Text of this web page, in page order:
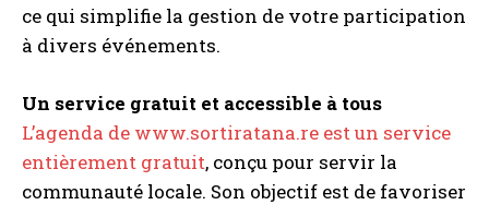
ce qui simplifie la gestion de votre participation
à divers événements.
Un service gratuit et accessible à tous
L’agenda de www.sortiratana.re est un service
entièrement gratuit, conçu pour servir la
communauté locale. Son objectif est de favoriser